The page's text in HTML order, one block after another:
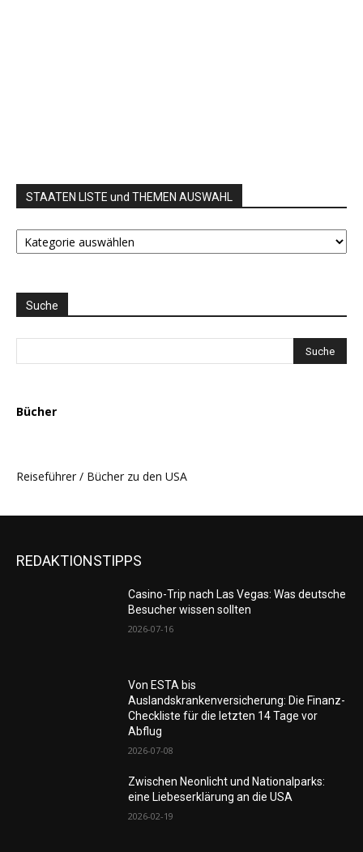
STAATEN LISTE und THEMEN AUSWAHL
STAATEN
LISTE
AUSWAHL
Suche
Bücher
Reiseführer / Bücher zu den USA
REDAKTIONSTIPPS
Casino-Trip nach Las Vegas: Was deutsche
Besucher wissen sollten
2026-07-16
Von ESTA bis
Auslandskrankenversicherung: Die Finanz-
Checkliste für die letzten 14 Tage vor
Abflug
2026-07-08
Zwischen Neonlicht und Nationalparks:
eine Liebeserklärung an die USA
2026-02-19